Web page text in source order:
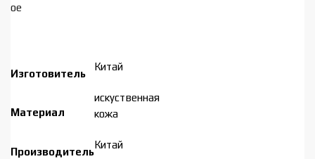
ое
Изготовитель
Китай
Материал
искуственная
кожа
Производитель
Китай